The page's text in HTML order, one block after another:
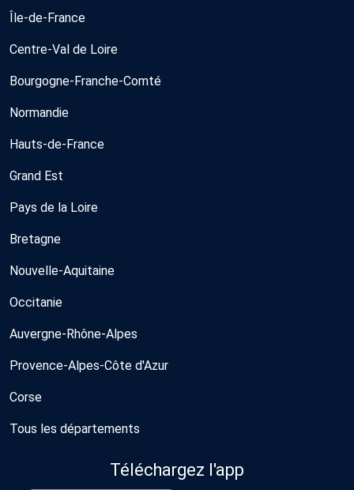
Île-de-France
Centre-Val de Loire
Bourgogne-Franche-Comté
Normandie
Hauts-de-France
Grand Est
Pays de la Loire
Bretagne
Nouvelle-Aquitaine
Occitanie
Auvergne-Rhône-Alpes
Provence-Alpes-Côte d'Azur
Corse
Tous les départements
Téléchargez l'app